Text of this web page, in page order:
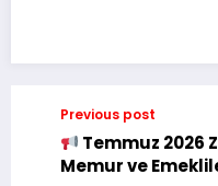
Previous post
Temmuz 2026
Memur ve